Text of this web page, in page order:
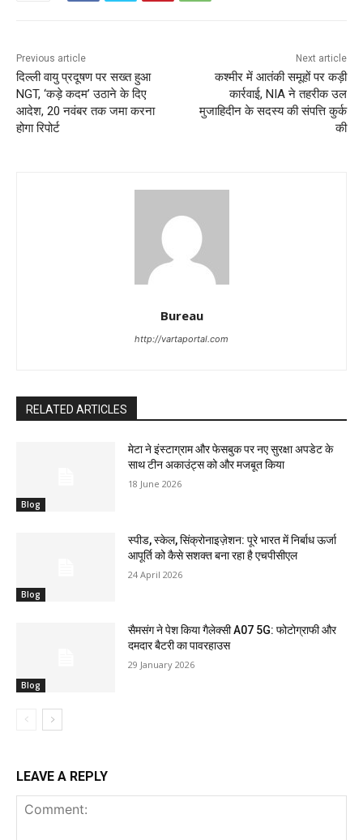
Previous article
दिल्ली वायु प्रदूषण पर सख्त हुआ
NGT, ‘कड़े कदम’ उठाने के दिए
आदेश, 20 नवंबर तक जमा करना
होगा रिपोर्ट
Next article
कश्मीर में आतंकी समूहों पर कड़ी
कार्रवाई, NIA ने तहरीक उल
मुजाहिदीन के सदस्य की संपत्ति कुर्क
की
Bureau
http://vartaportal.com
RELATED ARTICLES
Blog
मेटा ने इंस्टाग्राम और फेसबुक पर नए सुरक्षा अपडेट के
साथ टीन अकाउंट्स को और मजबूत किया
18 June 2026
Blog
स्पीड, स्केल, सिंक्रोनाइज़ेशन: पूरे भारत में निर्बाध ऊर्जा
आपूर्ति को कैसे सशक्त बना रहा है एचपीसीएल
24 April 2026
Blog
सैमसंग ने पेश किया गैलेक्सी A07 5G: फोटोग्राफी और
दमदार बैटरी का पावरहाउस
29 January 2026
LEAVE A REPLY